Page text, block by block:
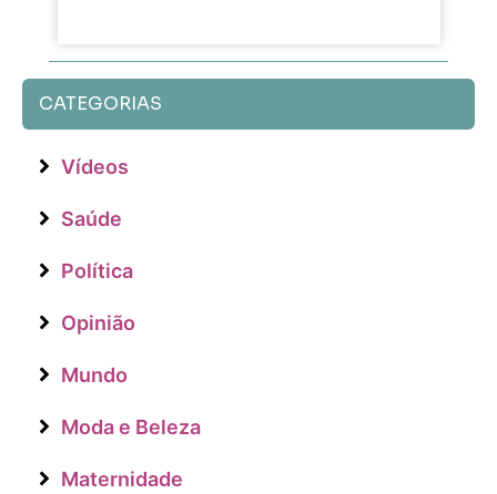
CATEGORIAS
Vídeos
Saúde
Política
Opinião
Mundo
Moda e Beleza
Maternidade